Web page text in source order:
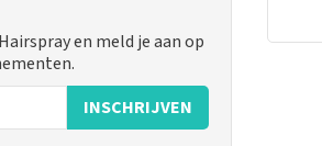
en meld je aan op
INSCHRIJVEN